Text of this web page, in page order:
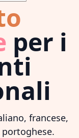
per i
francese,